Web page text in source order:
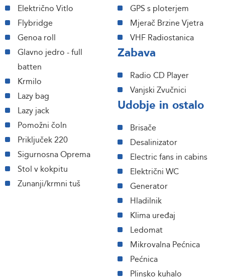
Električno Vitlo
Flybridge
Genoa roll
Glavno jedro - full
batten
Krmilo
Lazy bag
Lazy jack
Pomožni čoln
Priključek 220
Sigurnosna Oprema
Stol v kokpitu
Zunanji/krmni tuš
GPS s ploterjem
Mjerač Brzine Vjetra
VHF Radiostanica
Zabava
Radio CD Player
Vanjski Zvučnici
Udobje in ostalo
Brisače
Desalinizator
Electric fans in cabins
Električni WC
Generator
Hladilnik
Klima uređaj
Ledomat
Mikrovalna Pećnica
Pećnica
Plinsko kuhalo